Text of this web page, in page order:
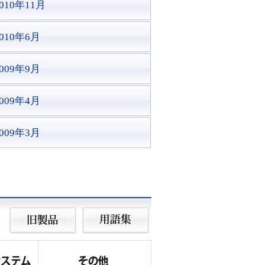
年11月
年6月
年9月
年4月
年3月